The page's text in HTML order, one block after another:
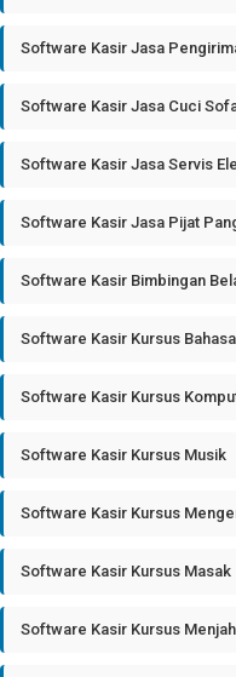
Software Kasir Jasa
Software Kasir Jasa Cuci
Software Kasir Jasa Servis
Software Kasir Jasa Pijat
Software Kasir Bimbingan
Software Kasir Kursus
Software Kasir Kursus
Software Kasir Kursus Musik
Software Kasir Kursus
Software Kasir Kursus Masak
Software Kasir Kursus